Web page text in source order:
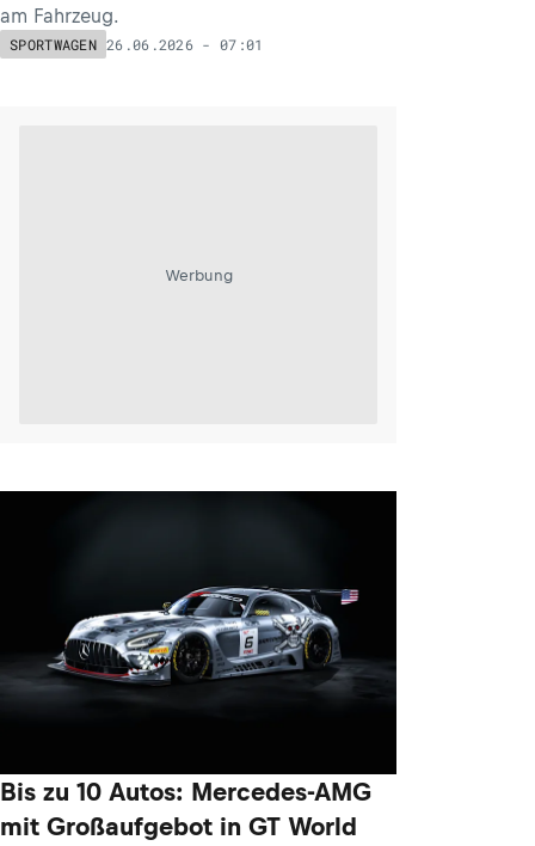
am Fahrzeug.
SPORTWAGEN 26.06.2026 - 07:01
Werbung
Bis zu 10 Autos: Mercedes-AMG
mit Großaufgebot in GT World